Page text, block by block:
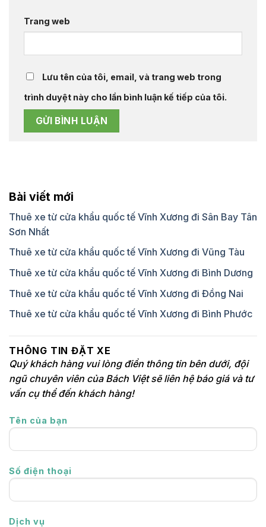
Trang web
Lưu tên của tôi, email, và trang web trong
trình duyệt này cho lần bình luận kế tiếp của tôi.
Bài viết mới
Thuê xe từ cửa khẩu quốc tế Vĩnh Xương đi Sân Bay Tân
Sơn Nhất
Thuê xe từ cửa khẩu quốc tế Vĩnh Xương đi Vũng Tàu
Thuê xe từ cửa khẩu quốc tế Vĩnh Xương đi Bình Dương
Thuê xe từ cửa khẩu quốc tế Vĩnh Xương đi Đồng Nai
Thuê xe từ cửa khẩu quốc tế Vĩnh Xương đi Bình Phước
THÔNG TIN ĐẶT XE
Quý khách hàng vui lòng điền thông tin bên dưới, đội
ngũ chuyên viên của Bách Việt sẽ liên hệ báo giá và tư
vấn cụ thể đến khách hàng!
Tên của bạn
Số điện thoại
Dịch vụ